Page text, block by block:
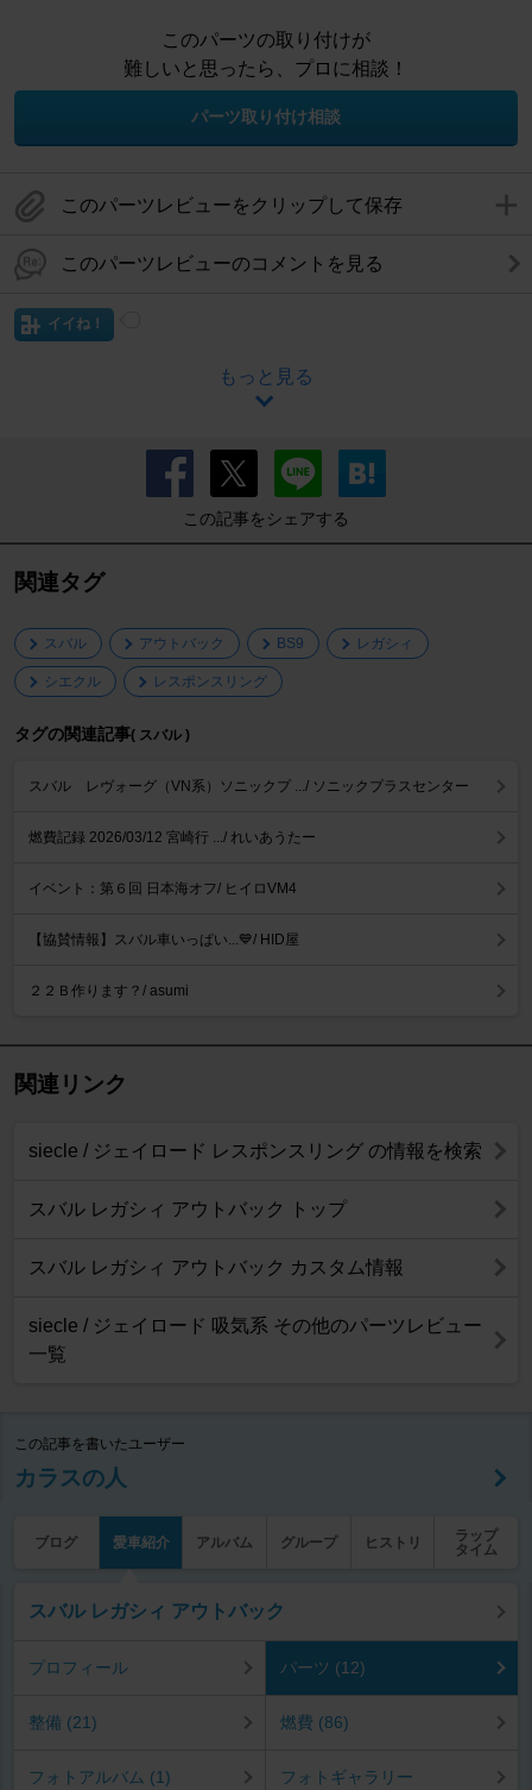
このパーツの取り付けが
難しいと思ったら、プロに相談！
パーツ取り付け相談
このパーツレビューをクリップして保存
このパーツレビューのコメントを見る
イイね！
もっと見る
この記事をシェアする
関連タグ
スバル アウトバック BS9 レガシィ
シエクル レスポンスリング
タグの関連記事( スバル )
スバル レヴォーグ（VN系）ソニックプ .../ ソニックプラスセンター
燃費記録 2026/03/12 宮崎行 .../ れいあうたー
イベント：第６回 日本海オフ/ ヒイロVM4
【協賛情報】スバル車いっぱい...💙/ HID屋
２２Ｂ作ります？/ asumi
関連リンク
siecle / ジェイロード レスポンスリング の情報を検索
スバル レガシィ アウトバック トップ
スバル レガシィ アウトバック カスタム情報
siecle / ジェイロード 吸気系 その他のパーツレビュー
一覧
この記事を書いたユーザー
カラスの人
ブログ 愛車紹介 アルバム グループ ヒストリ
ラップ
タイム
スバル レガシィ アウトバック
プロフィール パーツ (12)
整備 (21) 燃費 (86)
フォトアルバム (1) フォトギャラリー